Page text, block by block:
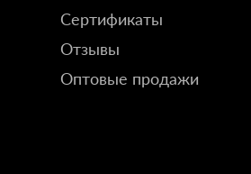
Сертификаты
Отзывы
Оптовые продажи